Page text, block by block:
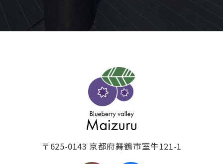
〒625-0143 京都府舞鶴市室牛121-1